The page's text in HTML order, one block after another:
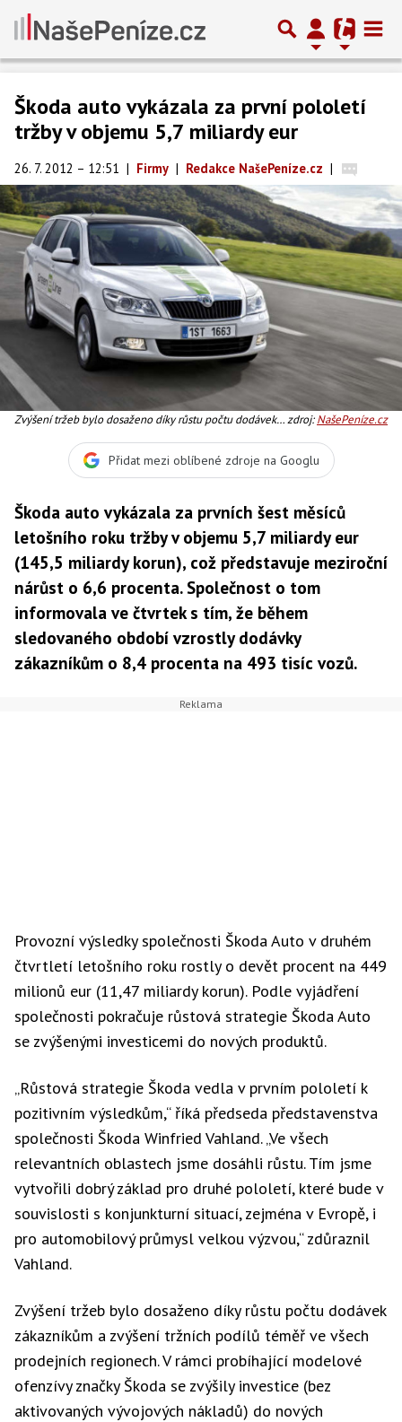
Škoda auto vykázala za první pololetí
tržby v objemu 5,7 miliardy eur
26. 7. 2012 – 12:51 | Firmy | Redakce NašePeníze.cz |
Zvýšení tržeb bylo dosaženo díky růstu počtu dodávek
prodejních regionech, Foto:Škoda Auto
zdroj:NašePeníze.cz
Přidat mezi oblíbené zdroje na Googlu
Škoda auto vykázala za prvních šest měsíců
letošního roku tržby v objemu 5,7 miliardy eur
(145,5 miliardy korun), což představuje meziroční
nárůst o 6,6 procenta. Společnost o tom
informovala ve čtvrtek s tím, že během
sledovaného období vzrostly dodávky
zákazníkům o 8,4 procenta na 493 tisíc vozů.
Provozní výsledky společnosti Škoda Auto v druhém
čtvrtletí letošního roku rostly o devět procent na 449
milionů eur (11,47 miliardy korun). Podle vyjádření
společnosti pokračuje růstová strategie Škoda Auto
se zvýšenými investicemi do nových produktů.
„Růstová strategie Škoda vedla v prvním pololetí k
pozitivním výsledkům,“ říká předseda představenstva
společnosti Škoda Winfried Vahland. „Ve všech
relevantních oblastech jsme dosáhli růstu. Tím jsme
vytvořili dobrý základ pro druhé pololetí, které bude v
souvislosti s konjunkturní situací, zejména v Evropě, i
pro automobilový průmysl velkou výzvou,“ zdůraznil
Vahland.
Zvýšení tržeb bylo dosaženo díky růstu počtu dodávek
zákazníkům a zvýšení tržních podílů téměř ve všech
prodejních regionech. V rámci probíhající modelové
ofenzívy značky Škoda se zvýšily investice (bez
aktivovaných vývojových nákladů) do nových